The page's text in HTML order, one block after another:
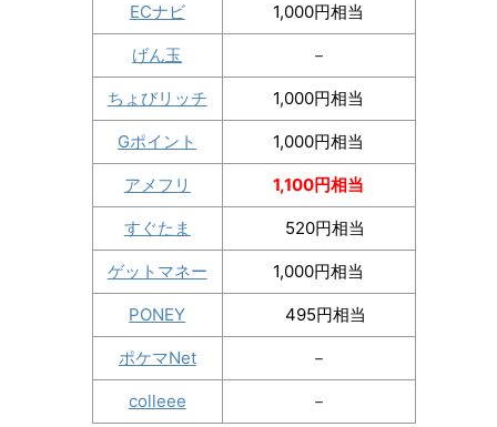
ECナビ 1,000円相当
げん玉 －
ちょびリッチ 1,000円相当
Gポイント 1,000円相当
アメフリ 1,100円相当
すぐたま 520円相当
ゲットマネー 1,000円相当
PONEY 495円相当
ポケマNet －
colleee －